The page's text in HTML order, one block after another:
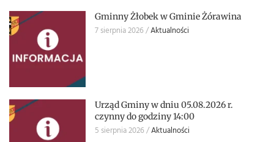
Gminny Żłobek w Gminie Żórawina
7 sierpnia 2026 Aktualności
Urząd Gminy w dniu 05.08.2026 r.
czynny do godziny 14:00
5 sierpnia 2026 Aktualności